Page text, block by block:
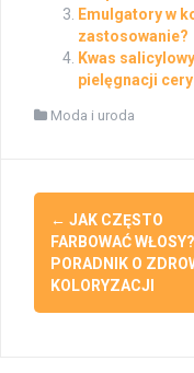
Emulgatory w
zastosowanie?
Kwas
pielęgnacji cery
Moda i uroda
Post
navigation
← JAK CZĘSTO
FARBOWAĆ WŁOSY?
PORADNIK O
KOLORYZACJI